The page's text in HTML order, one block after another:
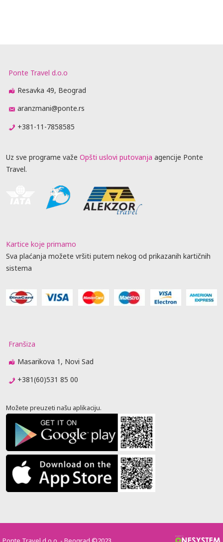
Ponte Travel d.o.o
Resavka 49, Beograd
aranzmani@ponte.rs
+381-11-7858585
Uz sve programe važe Opšti uslovi putovanja agencije Ponte
Travel.
Kartice koje primamo
Sva plaćanja možete vršiti putem nekog od prikazanih kartičnih
sistema
Franšiza
Masarikova 1, Novi Sad
+381(60)531 85 00
Možete preuzeti našu aplikaciju.